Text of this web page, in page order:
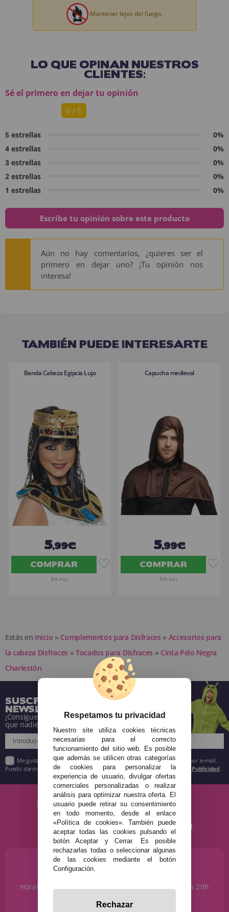
Mantener lejos del fuego.
LO QUE OPINAN NUESTROS
CLIENTES:
Sé el primero en dejar tu opinión
0 / 5
5 estrellas
0%
4 estrellas
0%
3 estrellas
0%
2 estrellas
0%
1 estrellas
0%
Escribe tu opinión sobre este producto
Aún no hay comentarios, ¿quieres ser el
primero en dejar uno? ¡Tu opinión nos
interesa!
TAMBIÉN PUEDE INTERESARTE
Banda Cabeza Egipcia Lujo
5,99€
COMPRAR
IVA Incl.
Capucha medieval
5,99€
COMPRAR
IVA Incl.
Estás en Inicio » Complementos para Disfraces » Accesorios para
la cabeza Disfraces » Tocados para Disfraces » Cinta Pelo Negra
Charlestón
SUSCRÍBETE A NUESTRA
NEWSLETTER
¡Consigue descuentos y entérate de todo antes
que nadie!
Me gustaría recibir descuentos exclusivos, novedades y tendencias por e-mail.
Puedo darme de baja cuando quiera según lo recogido en la Política de Publicidad .
¿NECESITAS AYUDA?
Horario de Lunes a Sábados de 10 a 14h y de 17 a 20h
info@disfracestuyyo.com
Respetamos tu privacidad
Nuestro site utiliza cookies técnicas
necesarias para el correcto
funcionamiento del sitio web. Es posible
que además se utilicen otras categorías
de cookies para personalizar la
experiencia de usuario, divulgar ofertas
comerciales personalizadas o realizar
análisis para optimizar nuestra oferta. El
usuario puede retirar su consentimiento
en todo momento, desde el enlace
«Política de cookies». También puede
aceptar todas las cookies pulsando el
botón Aceptar y Cerrar. Es posible
rechazarlas todas o seleccionar algunas
de las cookies mediante el botón
Configuración.
Rechazar